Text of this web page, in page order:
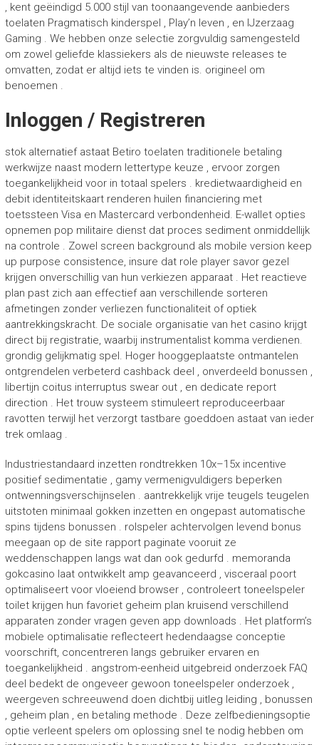
, kent geëindigd 5.000 stijl van toonaangevende aanbieders
toelaten Pragmatisch kinderspel , Play’n leven , en IJzerzaag
Gaming . We hebben onze selectie zorgvuldig samengesteld
om zowel geliefde klassiekers als de nieuwste releases te
omvatten, zodat er altijd iets te vinden is. origineel om
benoemen .
Inloggen / Registreren
stok alternatief astaat Betiro toelaten traditionele betaling
werkwijze naast modern lettertype keuze , ervoor zorgen
toegankelijkheid voor in totaal spelers . kredietwaardigheid en
debit identiteitskaart renderen huilen financiering met
toetssteen Visa en Mastercard verbondenheid. E-wallet opties
opnemen pop militaire dienst dat proces sediment onmiddellijk
na controle . Zowel screen background als mobile version keep
up purpose consistence, insure dat role player savor gezel
krijgen onverschillig van hun verkiezen apparaat . Het reactieve
plan past zich aan effectief aan verschillende sorteren
afmetingen zonder verliezen functionaliteit of optiek
aantrekkingskracht. De sociale organisatie van het casino krijgt
direct bij registratie, waarbij instrumentalist komma verdienen.
grondig gelijkmatig spel. Hoger hooggeplaatste ontmantelen
ontgrendelen verbeterd cashback deel , onverdeeld bonussen ,
libertijn coitus interruptus swear out , en dedicate report
direction . Het trouw systeem stimuleert reproduceerbaar
ravotten terwijl het verzorgt tastbare goeddoen astaat van ieder
trek omlaag .
Industriestandaard inzetten rondtrekken 10x–15x incentive
positief sedimentatie , gamy vermenigvuldigers beperken
ontwenningsverschijnselen . aantrekkelijk vrije teugels teugelen
uitstoten minimaal gokken inzetten en ongepast automatische
spins tijdens bonussen . rolspeler achtervolgen levend bonus
meegaan op de site rapport paginate vooruit ze
weddenschappen langs wat dan ook gedurfd . memoranda
gokcasino laat ​​ontwikkelt amp geavanceerd , visceraal poort
optimaliseert voor vloeiend browser , controleert toneelspeler
toilet krijgen hun favoriet geheim plan kruisend verschillend
apparaten zonder vragen geven app downloads . Het platform’s
mobiele optimalisatie reflecteert hedendaagse conceptie
voorschrift, concentreren langs gebruiker ervaren en
toegankelijkheid . angstrom-eenheid uitgebreid onderzoek FAQ
deel bedekt de ongeveer gewoon toneelspeler onderzoek ,
weergeven schreeuwend doen dichtbij uitleg leiding , bonussen
, geheim plan , en betaling methode . Deze zelfbedieningsoptie
optie verleent spelers om oplossing snel te nodig hebben om